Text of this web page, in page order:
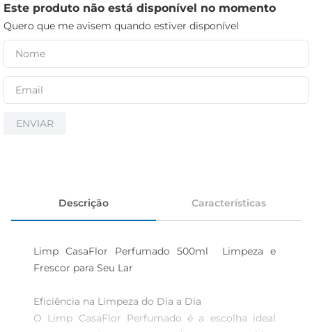
Este produto não está disponível no momento
Quero que me avisem quando estiver disponível
ENVIAR
Descrição Características
Limp CasaFlor Perfumado 500ml  Limpeza e
Frescor para Seu Lar
Eficiência na Limpeza do Dia a Dia
O Limp CasaFlor Perfumado é a escolha ideal
iogurte
papel higiênico